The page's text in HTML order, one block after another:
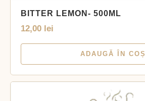
BITTER LEMON- 500ML
12,00 lei
ADAUGĂ ÎN COȘ